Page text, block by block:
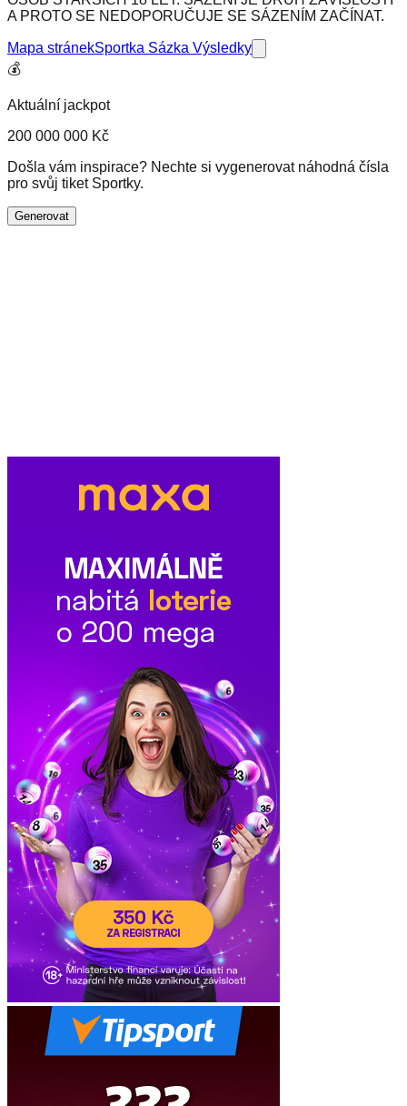
A PROTO SE NEDOPORUČUJE SE SÁZENÍM ZAČÍNAT.
Mapa stránekSportka Sázka Výsledky
💰
Aktuální jackpot
200 000 000 Kč
Došla vám inspirace? Nechte si vygenerovat náhodná čísla
pro svůj tiket Sportky.
Generovat